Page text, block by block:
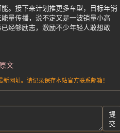
。接下来计划推更多车型，目标年销
量传播，说不定又是一波销量小高
经够励志，激励不少年轻人敢想敢
文
网址。请记录保存本站官方联系邮箱！
提
交